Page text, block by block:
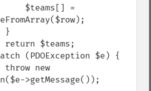
>getMessage());